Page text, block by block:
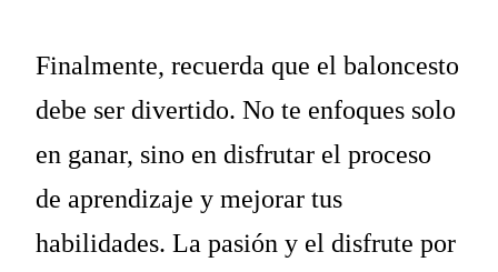
Finalmente, recuerda que el baloncesto
debe ser divertido. No te enfoques solo
en ganar, sino en disfrutar el proceso
de aprendizaje y mejorar tus
habilidades. La pasión y el disfrute por